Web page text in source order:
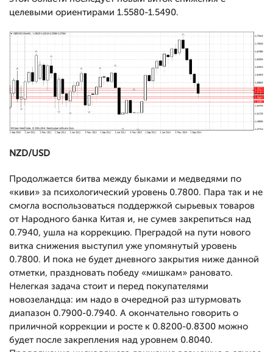
целевыми ориентирами 1.5580-1.5490.
NZD/USD
Продолжается битва между быками и медведями по
«киви» за психологический уровень 0.7800. Пара так и не
смогла воспользоваться поддержкой сырьевых товаров
от Народного банка Китая и, не сумев закрепиться над
0.7940, ушла на коррекцию. Преградой на пути нового
витка снижения выступил уже упомянутый уровень
0.7800. И пока не будет дневного закрытия ниже данной
отметки, праздновать победу «мишкам» рановато.
Нелегкая задача стоит и перед покупателями
новозеландца: им надо в очередной раз штурмовать
диапазон 0.7900-0.7940. А окончательно говорить о
приличной коррекции и росте к 0.8200-0.8300 можно
будет после закрепления над уровнем 0.8040.